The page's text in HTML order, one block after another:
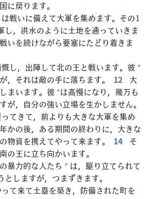
に戻ります。
戦いに備えて大軍を集めます。その1
し，洪水のように土地を通っていきま
いを続けながら要塞にたどり着きま
し，出陣して北の王と戦います。彼 *
，それは敵の手に落ちます。 12
大
まいます。彼 *は高慢になり，幾万も
が，自分の強い立場を生かしません。
てきて，前よりも大きな大軍を集め
かの後，ある期間の終わりに，大きな
物資を携えてやって来ます。
14
そ
の王に立ち向かいます。
暴力的な人たち * は，駆り立てられて
としますが，つまずきます。
て来て土塁を築き，防備された町を